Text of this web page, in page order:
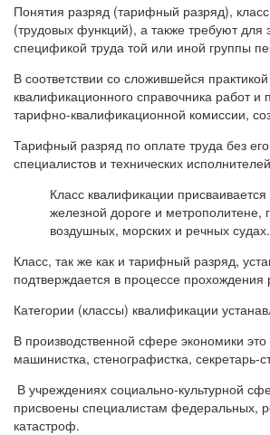
Понятия разряд (тарифный разряд),
(трудовых функций), а также требуют для
спецификой труда той или иной группы
В соответствии со сложившейся
квалификационного справочника работ
тарифно-квалификационной комиссии,
Тарифный разряд по оплате труда без
специалистов и технических
Класс квалификации
железной дороге и метрополитене,
воздушных, морских и речных судах.
Класс, так же как и тарифный разряд,
подтверждается в процессе
Категории (классы) квалификации
В производственной сфере экономики
машинистка, стенографистка, секретарь-
В учреждениях социально-культурной
присвоены специалистам федеральных,
катастроф.